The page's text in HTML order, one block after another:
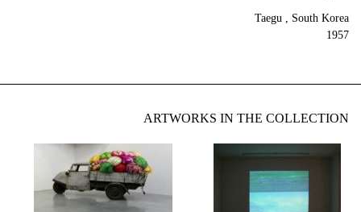
Taegu , South Korea
1957
ARTWORKS IN THE COLLECTION